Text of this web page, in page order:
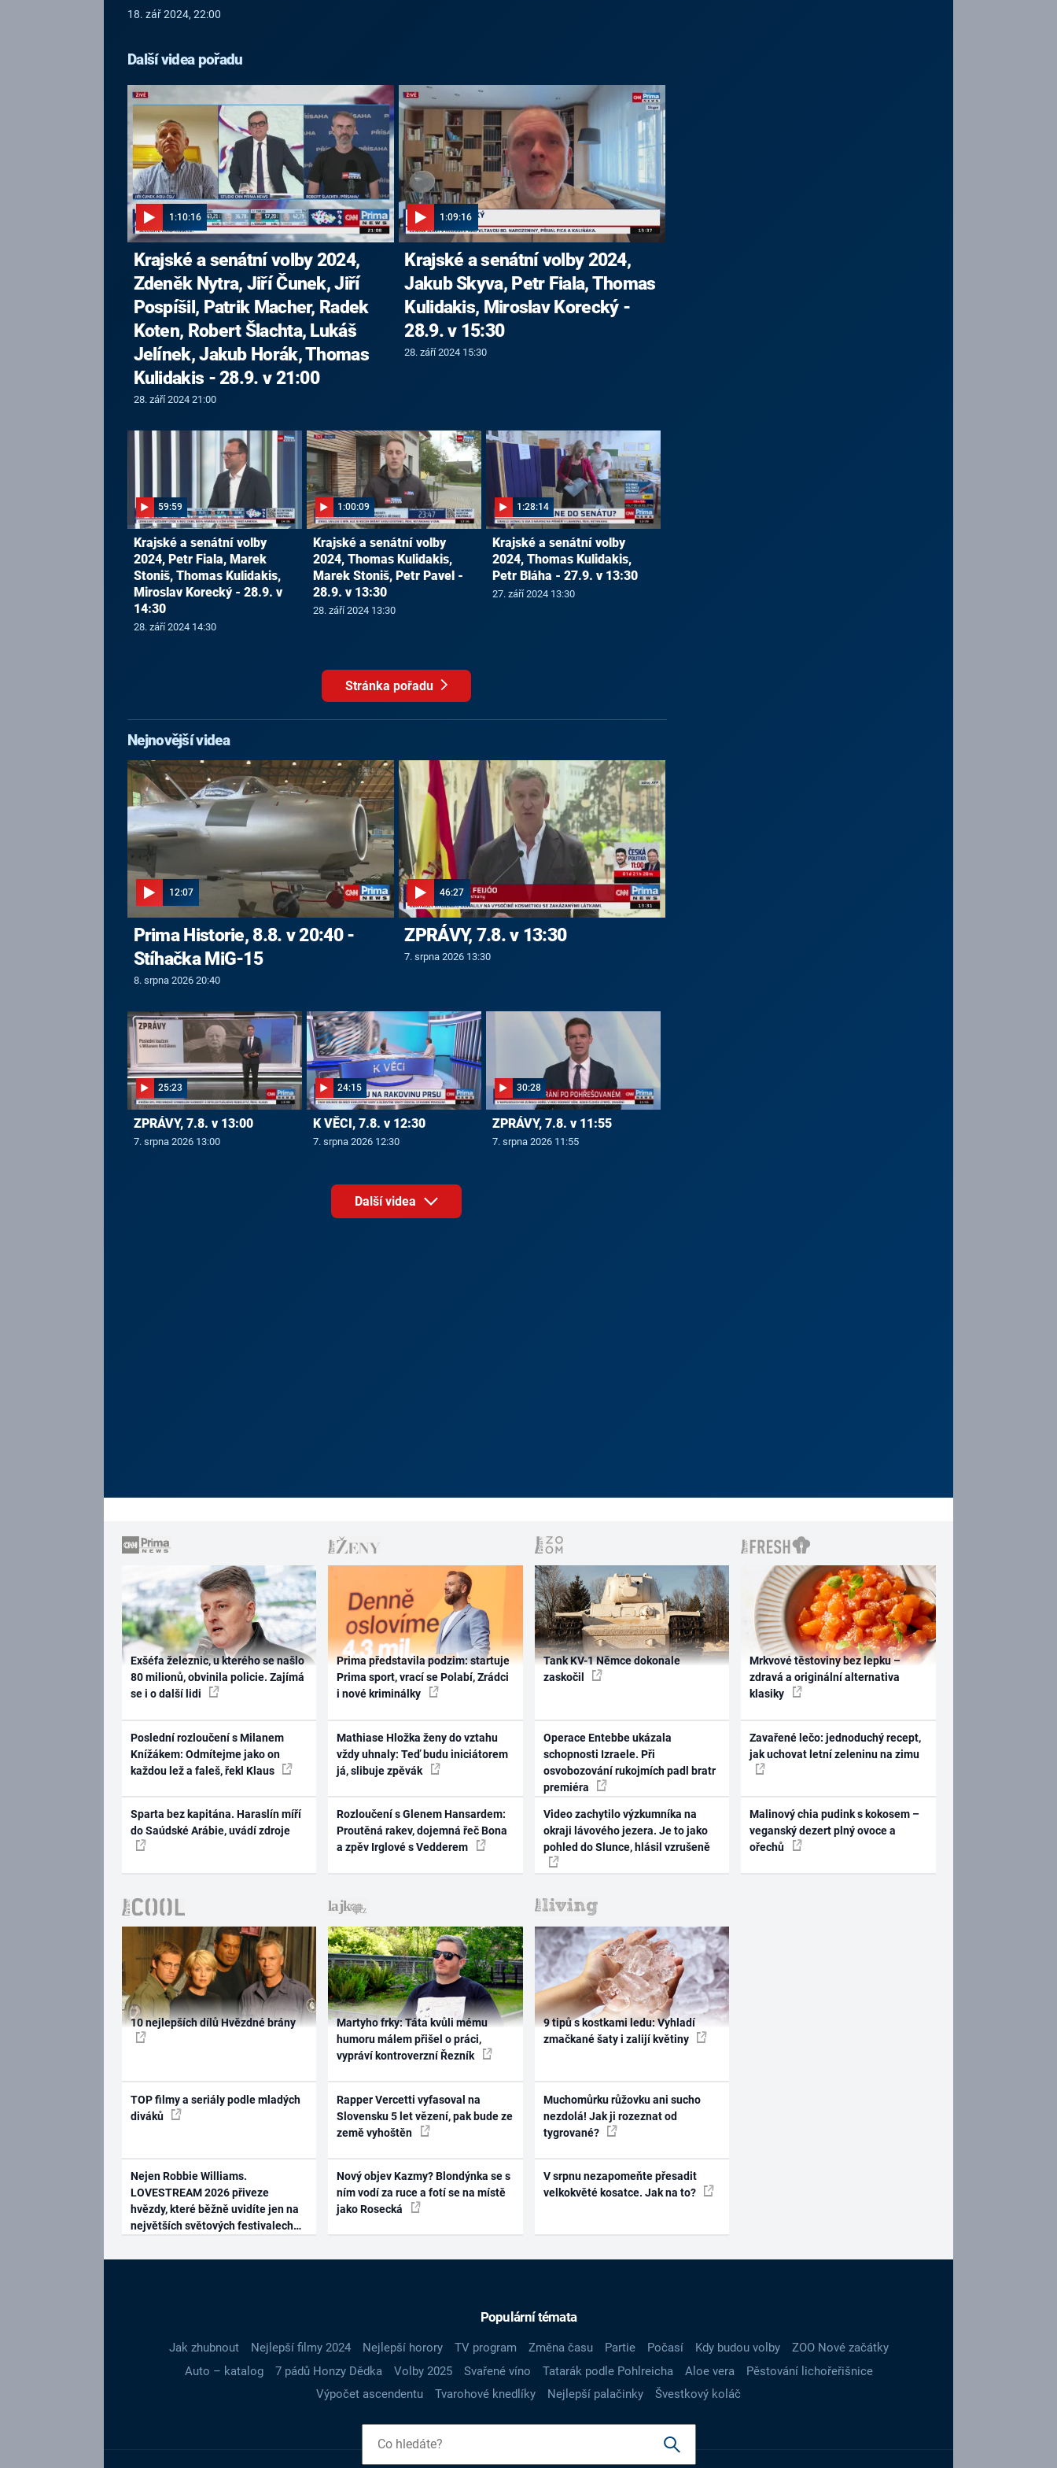
18. zář 2024, 22:00
Další videa pořadu
1:10:16
Krajské a senátní volby 2024,
Zdeněk Nytra, Jiří Čunek, Jiří
Pospíšil, Patrik Macher, Radek
Koten, Robert Šlachta, Lukáš
Jelínek, Jakub Horák, Thomas
Kulidakis - 28.9. v 21:00
28. září 2024 21:00
1:09:16
Krajské a senátní volby 2024,
Jakub Skyva, Petr Fiala, Thomas
Kulidakis, Miroslav Korecký -
28.9. v 15:30
28. září 2024 15:30
59:59
Krajské a senátní volby
2024, Petr Fiala, Marek
Stoniš, Thomas Kulidakis,
Miroslav Korecký - 28.9. v
14:30
28. září 2024 14:30
1:00:09
Krajské a senátní volby
2024, Thomas Kulidakis,
Marek Stoniš, Petr Pavel -
28.9. v 13:30
28. září 2024 13:30
1:28:14
Krajské a senátní volby
2024, Thomas Kulidakis,
Petr Bláha - 27.9. v 13:30
27. září 2024 13:30
Stránka pořadu
Nejnovější videa
12:07
Prima Historie, 8.8. v 20:40 -
Stíhačka MiG-15
8. srpna 2026 20:40
46:27
ZPRÁVY, 7.8. v 13:30
7. srpna 2026 13:30
25:23
ZPRÁVY, 7.8. v 13:00
7. srpna 2026 13:00
24:15
K VĚCI, 7.8. v 12:30
7. srpna 2026 12:30
30:28
ZPRÁVY, 7.8. v 11:55
7. srpna 2026 11:55
Další videa
Exšéfa železnic, u kterého se našlo
80 milionů, obvinila policie. Zajímá
se i o další lidi
Poslední rozloučení s Milanem
Knížákem: Odmítejme jako on
každou lež a faleš, řekl Klaus
Sparta bez kapitána. Haraslín míří
do Saúdské Arábie, uvádí zdroje
Prima představila podzim: startuje
Prima sport, vrací se Polabí, Zrádci
i nové kriminálky
Mathiase Hložka ženy do vztahu
vždy uhnaly: Teď budu iniciátorem
já, slibuje zpěvák
Rozloučení s Glenem Hansardem:
Proutěná rakev, dojemná řeč Bona
a zpěv Irglové s Vedderem
Tank KV-1 Němce dokonale
zaskočil
Operace Entebbe ukázala
schopnosti Izraele. Při
osvobozování rukojmích padl bratr
premiéra
Video zachytilo výzkumníka na
okraji lávového jezera. Je to jako
pohled do Slunce, hlásil vzrušeně
Mrkvové těstoviny bez lepku –
zdravá a originální alternativa
klasiky
Zavařené lečo: jednoduchý recept,
jak uchovat letní zeleninu na zimu
Malinový chia pudink s kokosem –
veganský dezert plný ovoce a
ořechů
10 nejlepších dílů Hvězdné brány
TOP filmy a seriály podle mladých
diváků
Nejen Robbie Williams.
LOVESTREAM 2026 přiveze
hvězdy, které běžně uvidíte jen na
největších světových festivalech
Martyho frky: Táta kvůli mému
humoru málem přišel o práci,
vypráví kontroverzní Řezník
Rapper Vercetti vyfasoval na
Slovensku 5 let vězení, pak bude ze
země vyhoštěn
Nový objev Kazmy? Blondýnka se s
ním vodí za ruce a fotí se na místě
jako Rosecká
9 tipů s kostkami ledu: Vyhladí
zmačkané šaty i zalijí květiny
Muchomůrku růžovku ani sucho
nezdolá! Jak ji rozeznat od
tygrované?
V srpnu nezapomeňte přesadit
velkokvěté kosatce. Jak na to?
Populární témata
Jak zhubnout Nejlepší filmy 2024 Nejlepší horory TV program Změna času Partie Počasí Kdy budou volby
ZOO Nové začátky
Auto – katalog
7 pádů Honzy Dědka Volby 2025 Svařené víno Tatarák podle Pohlreicha Aloe vera
Pěstování lichořeřišnice
Výpočet ascendentu
Tvarohové knedlíky Nejlepší palačinky Švestkový koláč